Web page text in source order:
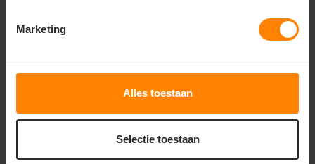
Marketing
Alles toestaan
Selectie toestaan
Excl. btw